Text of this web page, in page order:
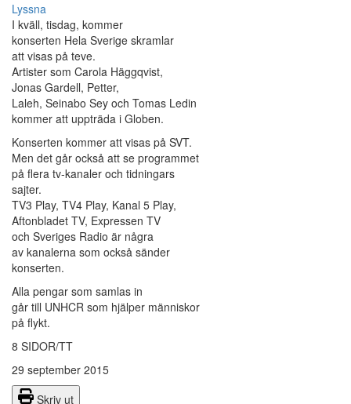
Lyssna
I kväll, tisdag, kommer
konserten Hela Sverige skramlar
att visas på teve.
Artister som Carola Häggqvist,
Jonas Gardell, Petter,
Laleh, Seinabo Sey och Tomas Ledin
kommer att uppträda i Globen.
Konserten kommer att visas på SVT.
Men det går också att se programmet
på flera tv-kanaler och tidningars
sajter.
TV3 Play, TV4 Play, Kanal 5 Play,
Aftonbladet TV, Expressen TV
och Sveriges Radio är några
av kanalerna som också sänder
konserten.
Alla pengar som samlas in
går till UNHCR som hjälper människor
på flykt.
8 SIDOR/TT
29 september 2015
Skriv ut